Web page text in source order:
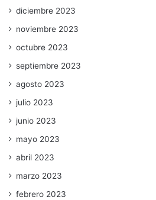
diciembre 2023
noviembre 2023
octubre 2023
septiembre 2023
agosto 2023
julio 2023
junio 2023
mayo 2023
abril 2023
marzo 2023
febrero 2023